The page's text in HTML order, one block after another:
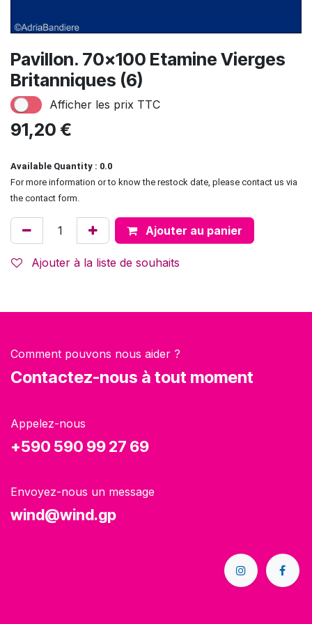
Pavillon. 70x100 Etamine Vierges
Britanniques (6)
Afficher les prix TTC
91,20 €
Available Quantity : 0.0
For more information or to know the restock date, please contact us via
the contact form.
Ajouter au panier
Ajouter à la liste de souhaits
Comment pouvons nous aider ?
Contactez-nous à tout moment
Appelez-nous
+590 590 99 27 69
Envoyez-nous un message
wind@wind.gp